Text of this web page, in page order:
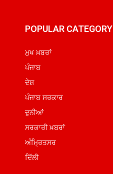
POPULAR CATEGORY
ਮੁਖ ਖ਼ਬਰਾਂ
ਪੰਜਾਬ
ਦੇਸ਼
ਪੰਜਾਬ ਸਰਕਾਰ
ਦੁਨੀਆਂ
ਸਰਕਾਰੀ ਖ਼ਬਰਾਂ
ਅੰਮ੍ਰਿਤਸਰ
ਦਿੱਲੀ